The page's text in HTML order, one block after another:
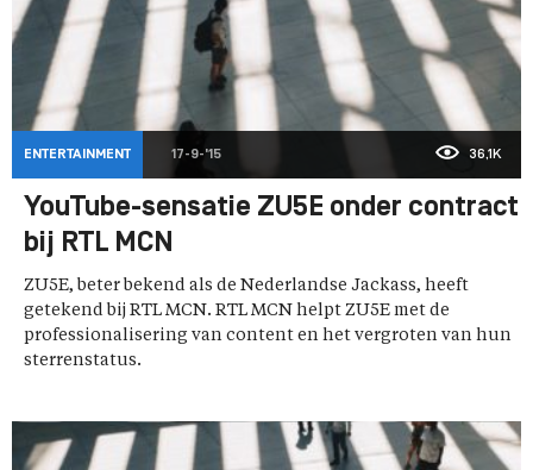
ENTERTAINMENT 17-9-'15 36,1K
YouTube-sensatie ZU5E onder contract
bij RTL MCN
ZU5E, beter bekend als de Nederlandse Jackass, heeft
getekend bij RTL MCN. RTL MCN helpt ZU5E met de
professionalisering van content en het vergroten van hun
sterrenstatus.